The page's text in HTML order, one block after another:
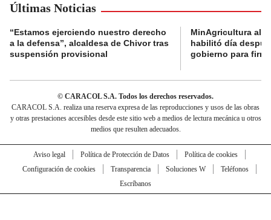
Últimas Noticias
“Estamos ejerciendo nuestro derecho
a la defensa”, alcaldesa de Chivor tras
suspensión provisional
MinAgricultura
habilitó día
gobierno para
© CARACOL S.A. Todos los derechos reservados.
CARACOL S.A. realiza una reserva expresa de las reproducciones y usos de las obras
y otras prestaciones accesibles desde este sitio web a medios de lectura mecánica u otros
medios que resulten adecuados.
Aviso legal Política de Protección de Datos
Política de cookies
Configuración de cookies
Transparencia Soluciones W
Teléfonos
Escríbanos